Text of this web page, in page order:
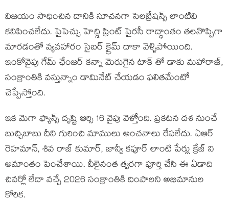
విజయం సాధించిన దానికి సూచనగా సెలబ్రేషన్స్ లాంటివి
కనిపించలేదు. పైపెచ్చు హెచ్డి ప్రింట్ పైరసీ రాద్ధాంతం తలనొప్పిగా
మారడంతో వ్యవహారం సైబర్ క్రైమ్ దాకా వెళ్ళిపోయింది.
ఇంకోవైపు గేమ్ ఛేంజర్ కన్నా మెరుగైన టాక్ తో డాకు మహారాజ్,
సంక్రాంతికి వస్తున్నాం డామినేట్ చేయడం ఫలితమేంటో
చెప్పేస్తోంది.
ఇక మెగా ఫ్యాన్స్ దృష్టి ఆర్సి 16 వైపు వెళ్తోంది. ప్రకటన దశ నుంచే
బుచ్చిబాబు దీని గురించి మాములు అంచనాలు రేపలేదు. ఏఆర్
రెహమాన్, శివ రాజ్ కుమార్, జాన్వీ కపూర్ లాంటి పేర్లు క్రేజ్ ని
అమాంతం పెంచేశాయి. వీలైనంత త్వరగా పూర్తి చేసి ఈ ఏడాది
చివర్లో లేదా వచ్చే 2026 సంక్రాంతికి దింపాలని అభిమానుల
కోరిక.